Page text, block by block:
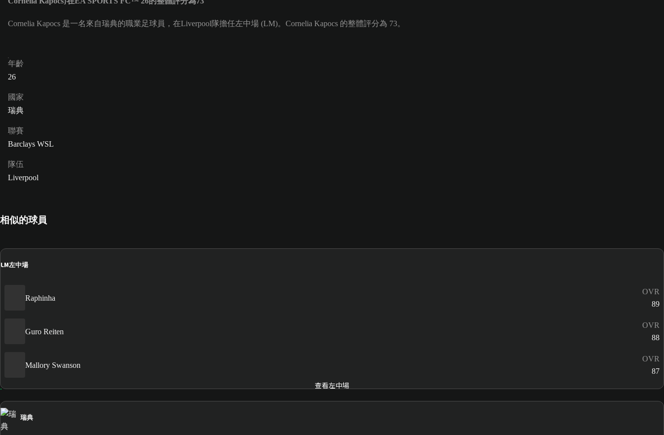
Cornelia Kapocs 是一名來自瑞典的職業足球員，在Liverpool隊擔任左中場 (LM)。Cornelia Kapocs 的整體評分為 73。
年齡
26
國家
瑞典
聯賽
Barclays WSL
隊伍
Liverpool
相似的球員
LM左中場
Raphinha
OVR
89
Guro Reiten
OVR
88
Mallory Swanson
OVR
87
查看左中場
瑞典